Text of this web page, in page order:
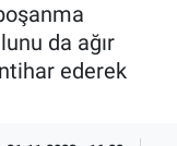
da ağır
ederek